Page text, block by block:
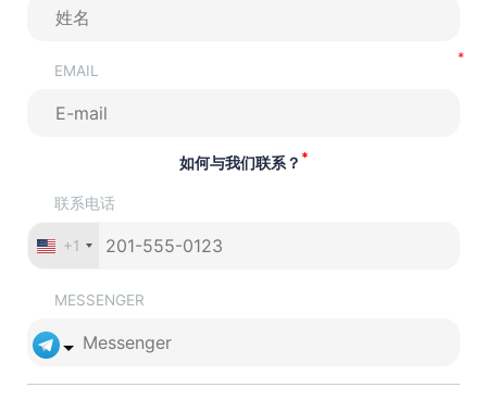
EMAIL
如何与我们联系？ *
联系电话
+1
MESSENGER